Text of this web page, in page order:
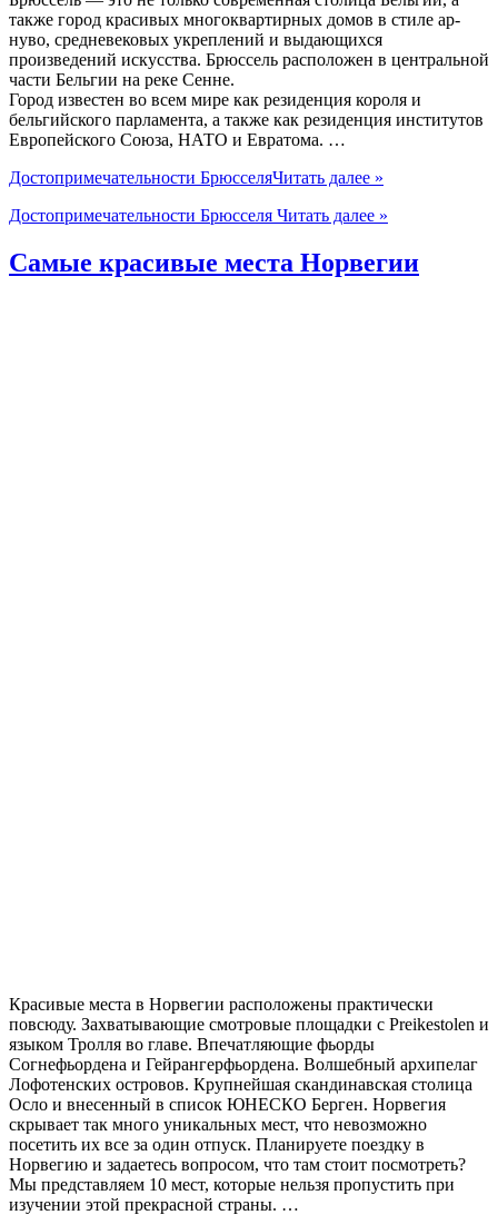
также город красивых многоквартирных домов в стиле ар-
нуво, средневековых укреплений и выдающихся
произведений искусства. Брюссель расположен в центральной
части Бельгии на реке Сенне.
Город известен во всем мире как резиденция короля и
бельгийского парламента, а также как резиденция институтов
Европейского Союза, НАТО и Евратома. …
Достопримечательности БрюсселяЧитать далее »
Достопримечательности Брюсселя Читать далее »
Самые красивые места Норвегии
Красивые места в Норвегии расположены практически
повсюду. Захватывающие смотровые площадки с Preikestolen и
языком Тролля во главе. Впечатляющие фьорды
Согнефьордена и Гейрангерфьордена. Волшебный архипелаг
Лофотенских островов. Крупнейшая скандинавская столица
Осло и внесенный в список ЮНЕСКО Берген. Норвегия
скрывает так много уникальных мест, что невозможно
посетить их все за один отпуск. Планируете поездку в
Норвегию и задаетесь вопросом, что там стоит посмотреть?
Мы представляем 10 мест, которые нельзя пропустить при
изучении этой прекрасной страны. …